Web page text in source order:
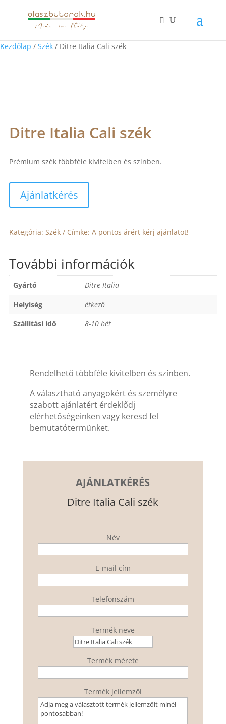
Kezdőlap / Szék / Ditre Italia Cali szék
Ditre Italia Cali szék
Prémium szék többféle kivitelben és színben.
Ajánlatkérés
Kategória: Szék Címke: A pontos árért kérj ajánlatot!
További információk
Gyártó
Ditre Italia
Helyiség
étkező
Szállítási idő
8-10 hét
Rendelhető többféle kivitelben és színben.
A választható anyagokért és személyre
szabott ajánlatért érdeklődj
elérhetőségeinken vagy keresd fel
bemutatótermünket.
AJÁNLATKÉRÉS
Ditre Italia Cali szék
Név
E-mail cím
Telefonszám
Termék neve
Termék mérete
Termék jellemzői